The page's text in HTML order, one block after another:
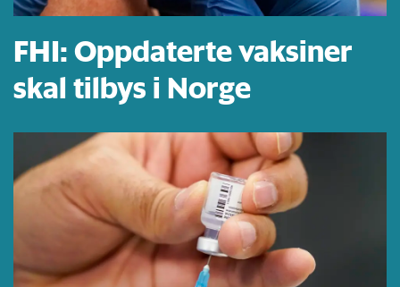
FHI: Oppdaterte vaksiner
skal tilbys i Norge